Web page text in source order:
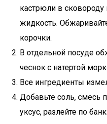
кастрюли в
жидкость.
корочки.
В отдельной посуде
чеснок с натертой
Все ингредиенты
Добавьте соль, смесь
уксус, разлейте по